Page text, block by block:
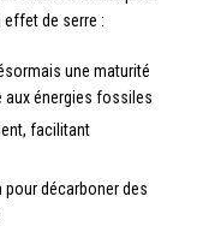
de serre :
une maturité
énergies fossiles
facilitant
décarboner des